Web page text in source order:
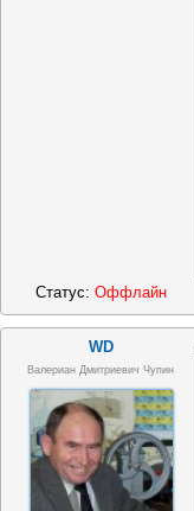
Статус: Оффлайн
WD
Валериан Дмитриевич Чупин